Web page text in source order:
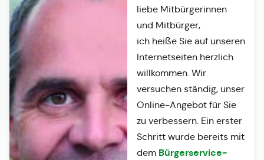
liebe Mitbürgerinnen
und Mitbürger,
ich heiße Sie auf unseren
Internetseiten herzlich
willkommen. Wir
versuchen ständig, unser
Online-Angebot für Sie
zu verbessern. Ein erster
Schritt wurde bereits mit
dem Bürgerservice-